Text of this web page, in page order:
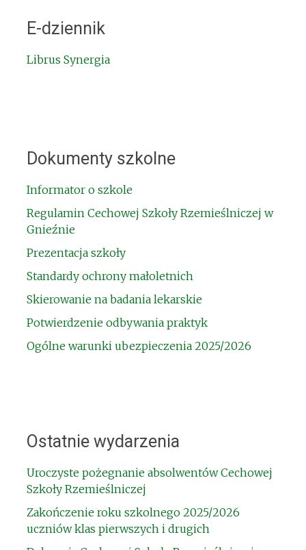
E-dziennik
Librus Synergia
Dokumenty szkolne
Informator o szkole
Regulamin Cechowej Szkoły Rzemieślniczej w
Gnieźnie
Prezentacja szkoły
Standardy ochrony małoletnich
Skierowanie na badania lekarskie
Potwierdzenie odbywania praktyk
Ogólne warunki ubezpieczenia 2025/2026
Ostatnie wydarzenia
Uroczyste pożegnanie absolwentów Cechowej
Szkoły Rzemieślniczej
Zakończenie roku szkolnego 2025/2026
uczniów klas pierwszych i drugich